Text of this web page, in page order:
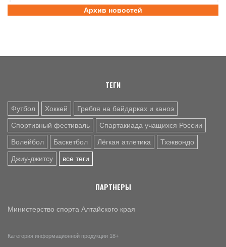
Дзюдоист Матвей Чебавских из Краевой СШОР стал
пятым в финальном турнире летней XIII Спартакиады
Победителем юбилейного Х "Кубка первоцелинников" в
Как волейболисты барнаульского «Университета»
готовятся к новому сезону после изменений в тренерском
штабе и руководстве
Архив новостей
ТЕГИ
Футбол Хоккей Гребля на байдарках и каноэ
Спортивный фестиваль Спартакиада учащихся России
Волейбол Баскетбол Лёгкая атлетика Тхэквондо
Джиу-джитсу все теги
ПАРТНЕРЫ
Министерство спорта Алтайского края
Категория информационной продукции 18+